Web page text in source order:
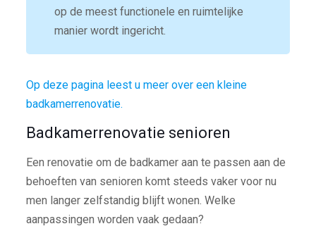
op de meest functionele en ruimtelijke
manier wordt ingericht.
Op deze pagina leest u meer over een kleine
badkamerrenovatie.
Badkamerrenovatie senioren
Een renovatie om de badkamer aan te passen aan de
behoeften van senioren komt steeds vaker voor nu
men langer zelfstandig blijft wonen. Welke
aanpassingen worden vaak gedaan?